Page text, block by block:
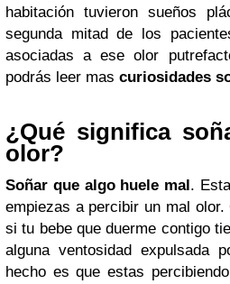
habitación tuvieron sueños
segunda mitad de los
asociadas a ese olor
podrás leer mas curiosidades
¿Qué significa
olor?
Soñar que algo huele mal.
empiezas a percibir un mal
si tu bebe que duerme contigo
alguna ventosidad expulsada
hecho es que estas